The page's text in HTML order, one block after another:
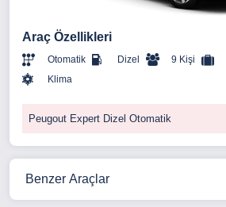
Araç Özellikleri
Otomatik Dizel 9 Kişi
Klima
Peugout Expert Dizel Otomatik
Benzer Araçlar